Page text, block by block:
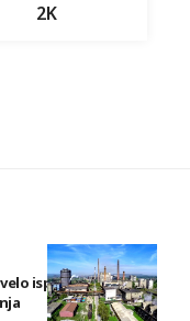
2K
ispred fabrike,